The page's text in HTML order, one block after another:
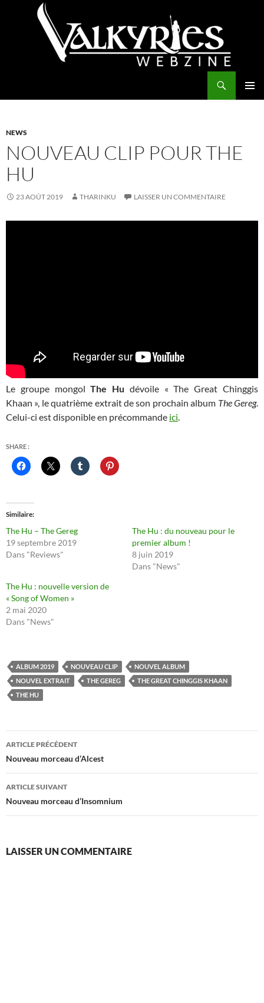
NEWS
NOUVEAU CLIP POUR THE
HU
23 AOÛT 2019 THARINKU LAISSER UN COMMENTAIRE
Le groupe mongolThe Hu dévoile « The Great Chinggis
Khaan », le quatrième extrait de son prochain album The Gereg.
Celui-ci est disponible en précommande ici.
SHARE :
Similaire
The Hu – The Gereg
19 septembre 2019
Dans "Reviews"
The Hu : du nouveau pour le
premier album !
8 juin 2019
Dans "News"
The Hu : nouvelle version de
« Song of Women »
2 mai 2020
Dans "News"
ALBUM 2019 NOUVEAU CLIP
NOUVEL ALBUM
NOUVEL EXTRAIT
THE GEREG
THE GREAT CHINGGIS KHAAN
THE HU
Navigation
des
articles
ARTICLE PRÉCÉDENT
Nouveau morceau d’Alcest
ARTICLE SUIVANT
Nouveau morceau d’Insomnium
LAISSER UN COMMENTAIRE